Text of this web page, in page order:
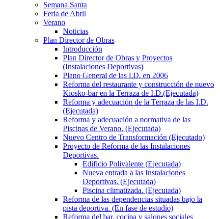
Semana Santa
Feria de Abril
Verano
Noticias
Plan Director de Obras
Introducción
Plan Director de Obras y Proyectos
(Instalaciones Deportivas)
Plano General de las I.D. en 2006
Reforma del restaurante y construcción de nuevo
Kiosko-bar en la Terraza de I.D.(Ejecutada)
Reforma y adecuación de la Terraza de las I.D.
(Ejecutada)
Reforma y adecuación a normativa de las
Piscinas de Verano. (Ejecutada)
Nuevo Centro de Transformación (Ejecutado)
Proyecto de Reforma de las Instalaciones
Deportivas.
Edificio Polivalente (Ejecutada)
Nueva entrada a las Instalaciones
Deportivas. (Ejecutada)
Piscina climatizada. (Ejecutada)
Reforma de las dependencias situadas bajo la
pista deportiva. (En fase de estudio)
Reforma del bar, cocina y salones sociales